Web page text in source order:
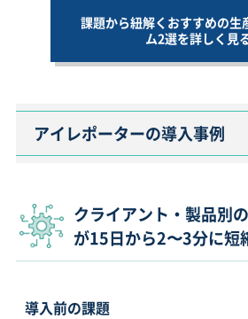
課題から紐解くおすすめの生
ム2選を詳しく見
アイレポーターの導入事例
クライアント・製品別
が15日から2〜3分に短
導入前の課題